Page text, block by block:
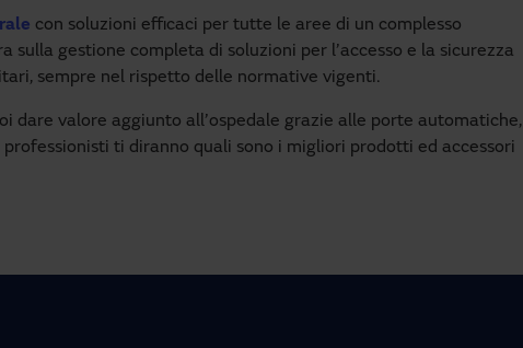
con soluzioni efficaci per tutte le aree di un complesso
sulla gestione completa di soluzioni per l’accesso e la sicurezza
sempre nel rispetto delle normative vigenti.
dare valore aggiunto all’ospedale grazie alle porte automatiche,
professionisti ti diranno quali sono i migliori prodotti ed accessori